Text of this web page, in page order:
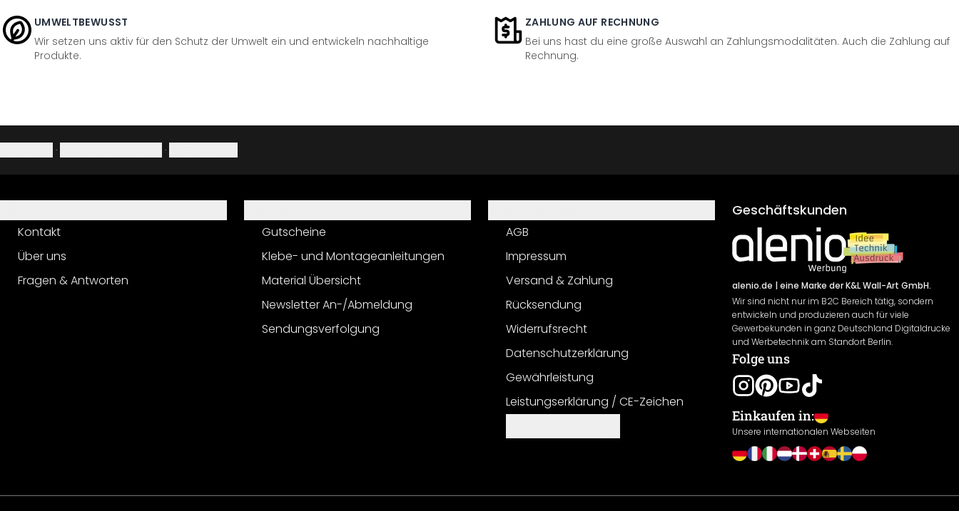
UMWELTBEWUSST
Wir setzen uns aktiv für den Schutz der Umwelt ein und entwickeln nachhaltige
Produkte.
ZAHLUNG AUF RECHNUNG
Bei uns hast du eine große Auswahl an Zahlungsmodalitäten. Auch die Zahlung auf
Rechnung.
· ·
Kontakt
Über uns
Fragen & Antworten
Gutscheine
Klebe- und Montageanleitungen
Material Übersicht
Newsletter An-/Abmeldung
Sendungsverfolgung
AGB
Impressum
Versand & Zahlung
Rücksendung
Widerrufsrecht
Datenschutzerklärung
Gewährleistung
Leistungserklärung / CE-Zeichen
Geschäftskunden
alenio.de | eine Marke der K&L Wall-Art GmbH.
Wir sind nicht nur im B2C Bereich tätig, sondern
entwickeln und produzieren auch für viele
Gewerbekunden in ganz Deutschland Digitaldrucke
und Werbetechnik am Standort Berlin.
Folge uns
Einkaufen in:
Unsere internationalen Webseiten